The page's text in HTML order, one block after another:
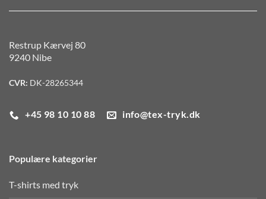
Restrup Kærvej 80
9240 Nibe
CVR: DK-28265344
+45 98 10 10 88 info@tex-tryk.dk
Populære kategorier
T-shirts med tryk